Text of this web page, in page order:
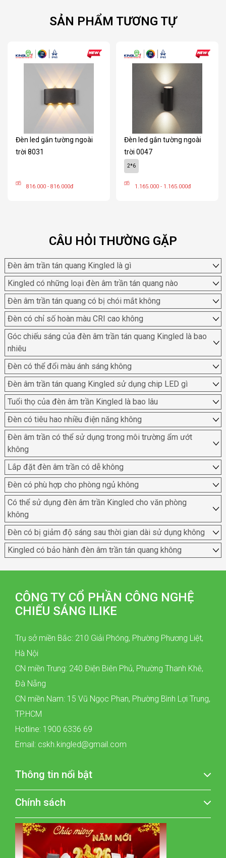
SẢN PHẨM TƯƠNG TỰ
Đèn led gắn tường ngoài
trời 8031
816.000 - 816.000đ
Đèn led gắn tường ngoài
trời 0047
2*6
1.165.000 - 1.165.000đ
CÂU HỎI THƯỜNG GẶP
Đèn âm trần tán quang Kingled là gì
Kingled có những loại đèn âm trần tán quang nào
Đèn âm trần tán quang có bị chói mắt không
Đèn có chỉ số hoàn màu CRI cao không
Góc chiếu sáng của đèn âm trần tán quang Kingled là bao
nhiêu
Đèn có thể đổi màu ánh sáng không
Đèn âm trần tán quang Kingled sử dụng chip LED gì
Tuổi thọ của đèn âm trần Kingled là bao lâu
Đèn có tiêu hao nhiều điện năng không
Đèn âm trần có thể sử dụng trong môi trường ẩm ướt
không
Lắp đặt đèn âm trần có dễ không
Đèn có phù hợp cho phòng ngủ không
Có thể sử dụng đèn âm trần Kingled cho văn phòng
không
Đèn có bị giảm độ sáng sau thời gian dài sử dụng không
Kingled có bảo hành đèn âm trần tán quang không
CÔNG TY CỔ PHẦN CÔNG NGHỆ
CHIẾU SÁNG ILIKE
Trụ sở miền Bắc: 210 Giải Phóng, Phường Phương Liệt,
Hà Nội
CN miền Trung: 240 Điện Biên Phủ, Phường Thanh Khê,
Đà Nẵng
CN miền Nam: 15 Vũ Ngọc Phan, Phường Bình Lợi Trung,
TP.HCM
Hotline: 1900 6336 69
Email: cskh.kingled@gmail.com
Thông tin nổi bật
Chính sách